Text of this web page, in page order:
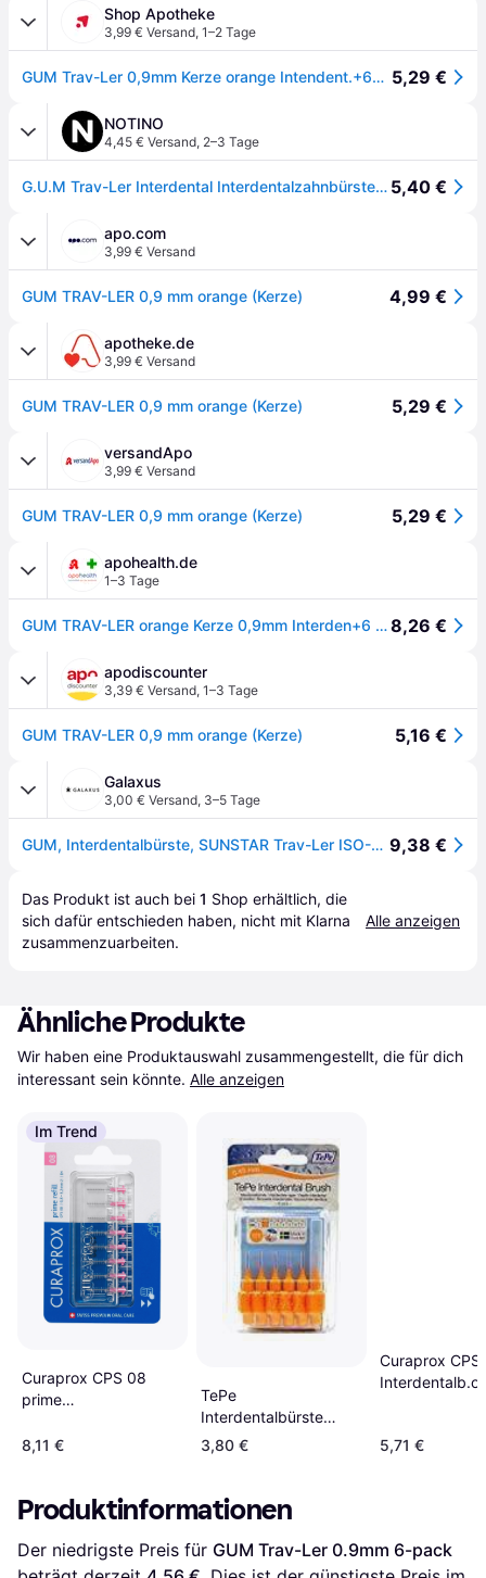
Shop Apotheke
3,99 € Versand, 1–2 Tage
GUM Trav-Ler 0,9mm Kerze orange Intendent.+6Kappen 6 St Zahnbürste 5,29 €
NOTINO
4,45 € Versand, 2–3 Tage
G.U.M Trav-Ler Interdental Interdentalzahnbürste 0,9 mm 6 St. 5,40 €
apo.com
3,99 € Versand
GUM TRAV-LER 0,9 mm orange (Kerze) 4,99 €
apotheke.de
3,99 € Versand
GUM TRAV-LER 0,9 mm orange (Kerze) 5,29 €
versandApo
3,99 € Versand
GUM TRAV-LER 0,9 mm orange (Kerze) 5,29 €
apohealth.de
1–3 Tage
GUM TRAV-LER orange Kerze 0,9mm Interden+6 Kappen, 5 St. Interdentalbürsten8,26 €
apodiscounter
3,39 € Versand, 1–3 Tage
GUM TRAV-LER 0,9 mm orange (Kerze) 5,16 €
Galaxus
3,00 € Versand, 3–5 Tage
GUM, Interdentalbürste, SUNSTAR Trav-Ler ISO-Norm 2 0.9mm cylindric orange (6x, 0.90mm) 9,38 €
Das Produkt ist auch bei 1 Shop erhältlich, die
sich dafür entschieden haben, nicht mit Klarna
zusammenzuarbeiten.
Alle anzeigen
Ähnliche Produkte
Wir haben eine Produktauswahl zusammengestellt, die für dich
interessant sein könnte. Alle anzeigen
Im Trend
Curaprox CPS 08
prime
Refill
8,11 €
TePe
Interdentalbürste
0,45mm Orange 6 St
3,80 €
Curaprox CPS
5,71 €
Produktinformationen
Der niedrigste Preis für GUM Trav-Ler 0.9mm 6-pack